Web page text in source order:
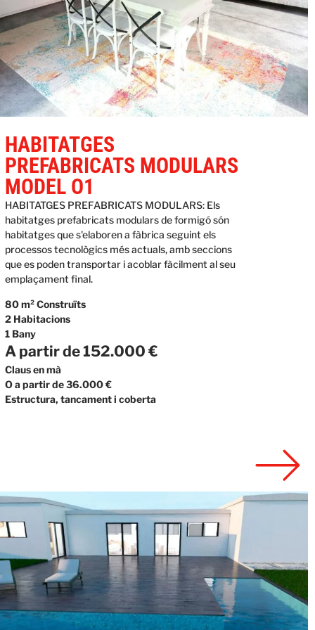
HABITATGES
PREFABRICATS MODULARS
MODEL O1
HABITATGES PREFABRICATS MODULARS: Els
habitatges prefabricats modulars de formigó són
habitatges que s'elaboren a fàbrica seguint els
processos tecnològics més actuals, amb seccions
que es poden transportar i acoblar fàcilment al seu
emplaçament final.
80 m² Construïts
2 Habitacions
1 Bany
A partir de 152.000 €
Claus en mà
O a partir de 36.000 €
Estructura, tancament i coberta